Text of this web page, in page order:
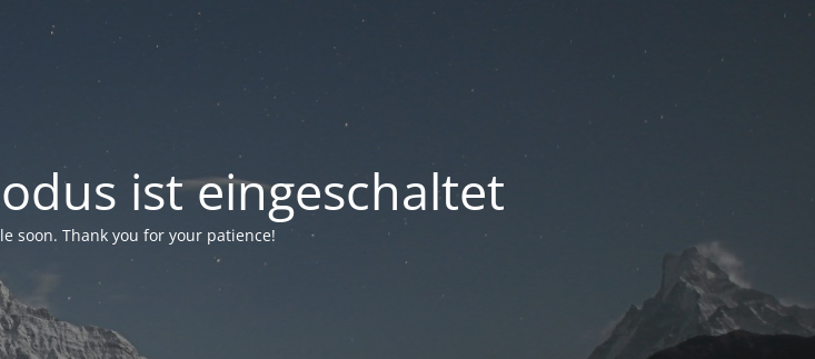
ist eingeschaltet
soon. Thank you for your patience!